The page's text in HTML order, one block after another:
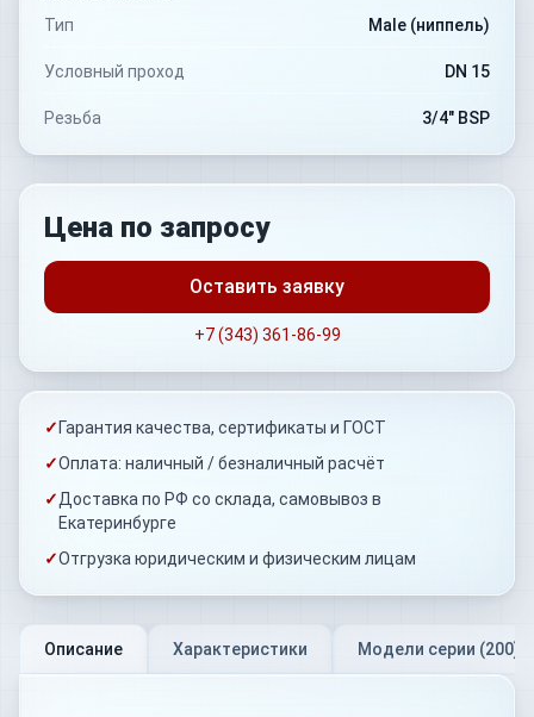
Тип
Male (ниппель)
Условный проход DN 15
Резьба 3/4" BSP
Цена по запросу
Оставить заявку
+7 (343) 361-86-99
✓ Гарантия качества, сертификаты и ГОСТ
✓Оплата: наличный / безналичный расчёт
✓Доставка по РФ со склада, самовывоз в
Екатеринбурге
✓Отгрузка юридическим и физическим лицам
Описание Характеристики Модели серии (200)